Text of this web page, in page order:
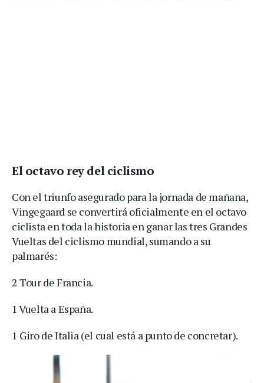
El octavo rey del ciclismo
Con el triunfo asegurado para la jornada de mañana,
Vingegaard se convertirá oficialmente en el octavo
ciclista en toda la historia en ganar las tres Grandes
Vueltas del ciclismo mundial, sumando a su
palmarés:
2 Tour de Francia.
1 Vuelta a España.
1 Giro de Italia (el cual está a punto de concretar).